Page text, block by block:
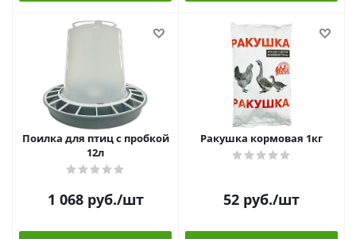
Поилка для птиц с пробкой
12л
1 068руб./шт
Ракушка кормовая 1кг
52 руб./шт